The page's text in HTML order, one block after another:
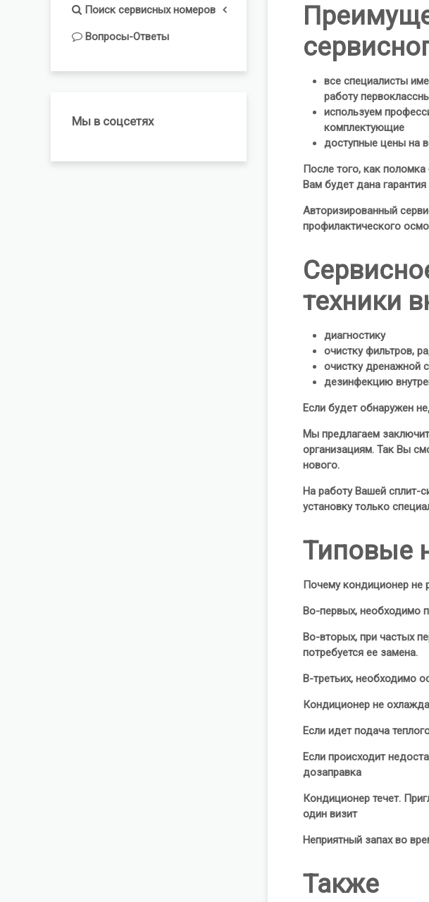
все специалисты
работу
используем
комплектующие
доступные цены на
После того, как
Вам будет дана
Авторизированный
профилактического
техники
диагностику
очистку фильтров,
очистку дренажной
дезинфекцию
Если будет обнаружен
Мы предлагаем
организациям. Так Вы
нового.
На работу Вашей сплит-
установку только
Типовые
Почему кондиционер не
Во-первых, необходимо
Во-вторых, при частых
потребуется ее замена.
В-третьих, необходимо
Кондиционер не
Если идет подача
Если происходит
дозаправка
Кондиционер течет.
один визит
Неприятный запах во
Также
Поиск сервисных номеров
Вопросы-Ответы
Мы в соцсетях